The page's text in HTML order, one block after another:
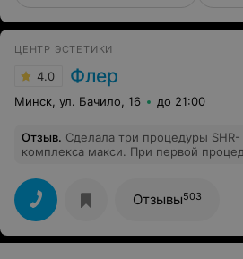
ЦЕНТР ЭСТЕТИКИ
4.0 Флер
Минск, ул. Бачило, 16 до 21:00
Отзыв. Сделала три процедуры SHR-
комплекса макси. При первой
сильно болезненна. При
сменив мастера, осталась довольна.
исчезло около 70% волос. Мастер Мария делает
процедуру комфортной, подбирая
постепенно, давая коже
Отзывы503